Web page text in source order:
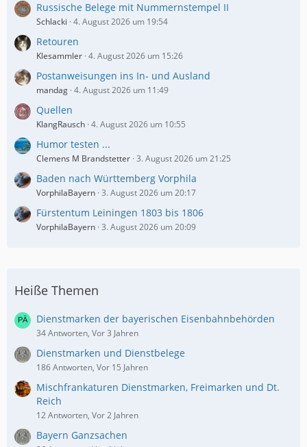
Russische Belege mit Nummernstempel II
Schlacki 4. August 2026 um 19:54
Retouren
Klesammler 4. August 2026 um 15:26
Postanweisungen ins In- und Ausland
mandag 4. August 2026 um 11:49
Quellen
KlangRausch 4. August 2026 um 10:55
Humor testen ...
Clemens M Brandstetter 3. August 2026 um 21:25
Baden nach Württemberg Vorphila
VorphilaBayern 3. August 2026 um 20:17
Fürstentum Leiningen 1803 bis 1806
VorphilaBayern 3. August 2026 um 20:09
Heiße Themen
Dienstmarken der bayerischen Eisenbahnbehörden
34 Antworten, Vor 3 Jahren
Dienstmarken und Dienstbelege
186 Antworten, Vor 15 Jahren
Mischfrankaturen Dienstmarken, Freimarken und Dt.
Reich
12 Antworten, Vor 2 Jahren
Bayern Ganzsachen